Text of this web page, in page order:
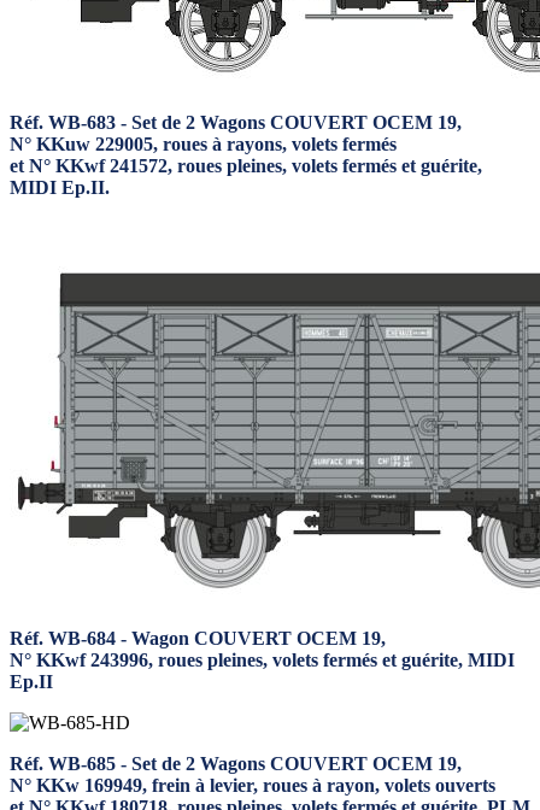
Réf. WB-683 - Set de 2 Wagons COUVERT OCEM 19,
N° KKuw 229005, roues à rayons, volets fermés
et N° KKwf 241572, roues pleines, volets fermés et guérite,
MIDI Ep.II.
Réf. WB-684 - Wagon COUVERT OCEM 19,
N° KKwf 243996, roues pleines, volets fermés et guérite, MIDI
Ep.II
Réf. WB-685 - Set de 2 Wagons COUVERT OCEM 19,
N° KKw 169949, frein à levier, roues à rayon, volets ouverts